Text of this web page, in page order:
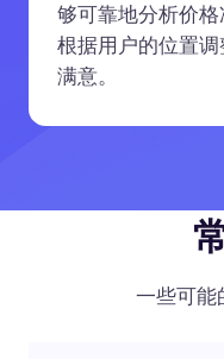
够可靠地分析价
根据用户的位置
满意。
一些可能